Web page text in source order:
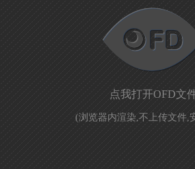
点我打开OFD文
(浏览器内渲染,不上传文件,